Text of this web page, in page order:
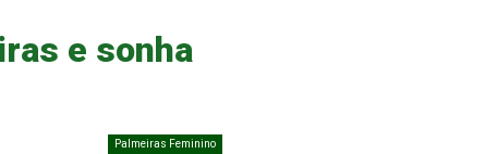
e sonha
Palmeiras Feminino